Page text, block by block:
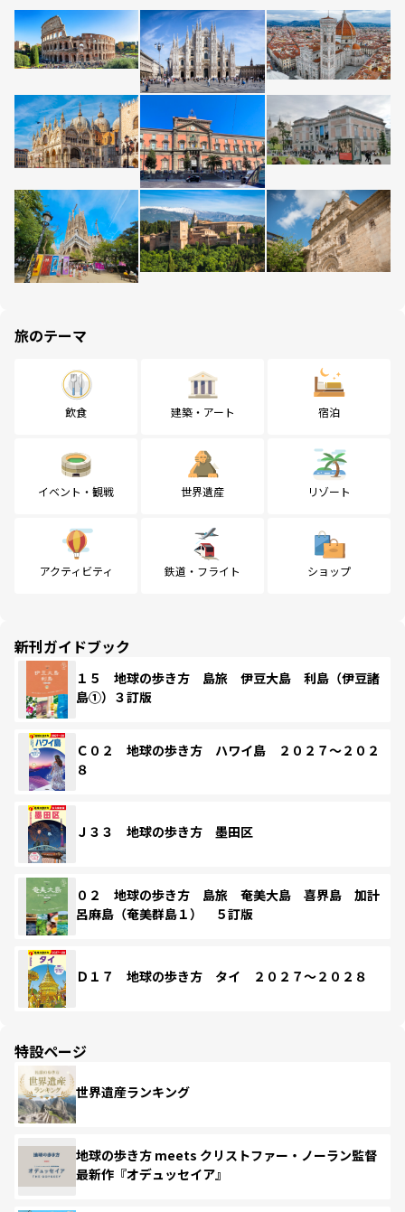
旅のテーマ
飲食 建築・アート 宿泊
イベント・観戦 世界遺産 リゾート
アクティビティ 鉄道・フライト ショップ
新刊ガイドブック
１５ 地球の歩き方 島旅 伊豆大島 利島（伊豆諸
島①）３訂版
Ｃ０２ 地球の歩き方 ハワイ島 ２０２７～２０２
８
Ｊ３３ 地球の歩き方 墨田区
０２ 地球の歩き方 島旅 奄美大島 喜界島 加計
呂麻島（奄美群島１） ５訂版
Ｄ１７ 地球の歩き方 タイ ２０２７～２０２８
特設ページ
世界遺産ランキング
地球の歩き方 meets クリストファー・ノーラン監督
最新作『オデュッセイア』